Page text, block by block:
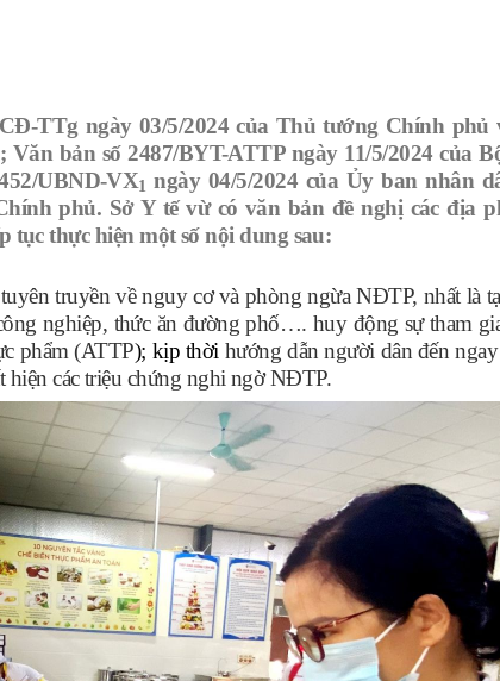
TTg ngày 03/5/2024 của Thủ tướng Chính phủ
bản số 2487/BYT-ATTP ngày 11/5/2024 của
UBND-VX1 ngày 04/5/2024 của Ủy ban nhân
phủ. Sở Y tếvừ có văn bản đề nghị các địa
tục thực hiện một số nội dung sau:
truyền về nguy cơ và phòng ngừa NĐTP, nhất là
nghiệp, thức ăn đường phố…. huy động sự tham
phẩm (ATTP); kịp thời hướng dẫn người dân đến
các triệu chứng nghi ngờ NĐTP.